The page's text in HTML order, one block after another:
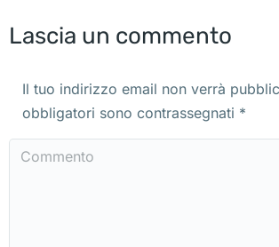
Lascia un commento
Il tuo indirizzo email non verrà
obbligatori sono contrassegnati *
Commento